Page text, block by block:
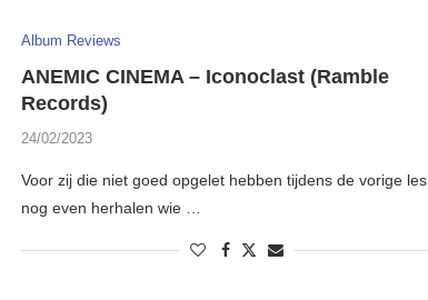
Album Reviews
ANEMIC CINEMA – Iconoclast (Ramble
Records)
24/02/2023
Voor zij die niet goed opgelet hebben tijdens de vorige les
nog even herhalen wie …